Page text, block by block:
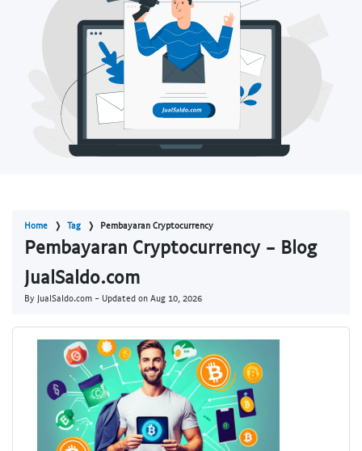
Home Tag Pembayaran Cryptocurrency
Pembayaran Cryptocurrency - Blog
JualSaldo.com
By JualSaldo.com - Updated on Aug 10, 2026